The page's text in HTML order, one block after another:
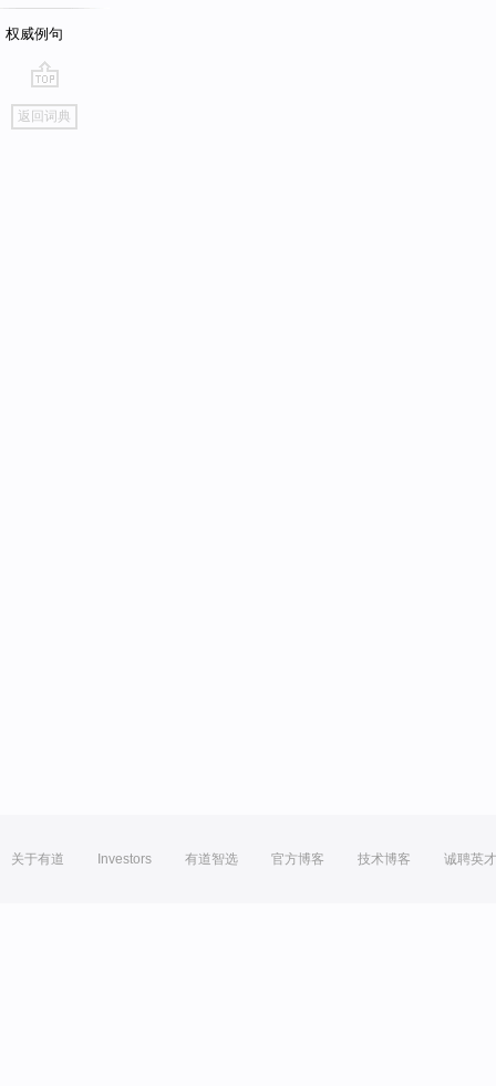
权威例句
go
top
返回词典
关于有道 Investors 有道智选 官方博客 技术博客 诚聘英才